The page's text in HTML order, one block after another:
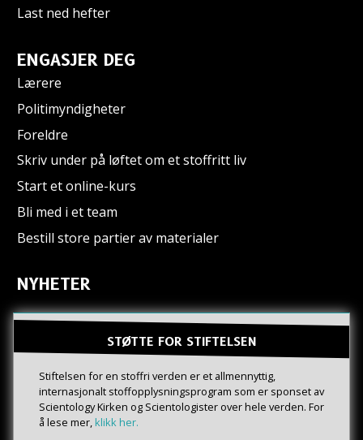
Last ned hefter
ENGASJER DEG
Lærere
Politimyndigheter
Foreldre
Skriv under på løftet om et stoffritt liv
Start et online-kurs
Bli med i et team
Bestill store partier av materialer
NYHETER
STØTTE FOR STIFTELSEN
Stiftelsen for en stoffri verden er et allmennyttig,
internasjonalt stoffopplysningsprogram som er sponset av
Scientology Kirken og Scientologister over hele verden. For
å lese mer,klikk her.